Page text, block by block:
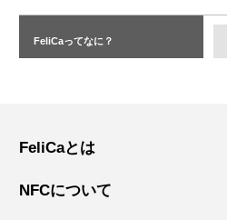
FeliCaってなに？
FeliCaとは
NFCについて